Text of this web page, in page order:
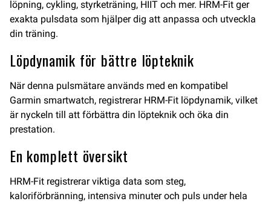
löpning, cykling, styrketräning, HIIT och mer. HRM-Fit ger
exakta pulsdata som hjälper dig att anpassa och utveckla
din träning.
Löpdynamik för bättre löpteknik
När denna pulsmätare används med en kompatibel
Garmin smartwatch, registrerar HRM-Fit löpdynamik, vilket
är nyckeln till att förbättra din löpteknik och öka din
prestation.
En komplett översikt
HRM-Fit registrerar viktiga data som steg,
kaloriförbränning, intensiva minuter och puls under hela